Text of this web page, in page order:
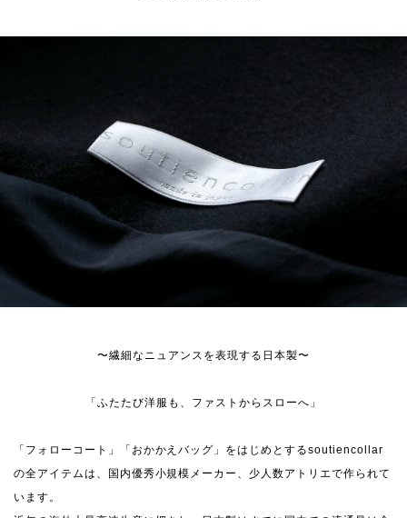
〜繊細なニュアンスを表現する日本製〜
「ふたたび洋服も、ファストからスローへ」
「フォローコート」「おかかえバッグ」をはじめとするsoutiencollar
の全アイテムは、国内優秀小規模メーカー、少人数アトリエで作られて
います。